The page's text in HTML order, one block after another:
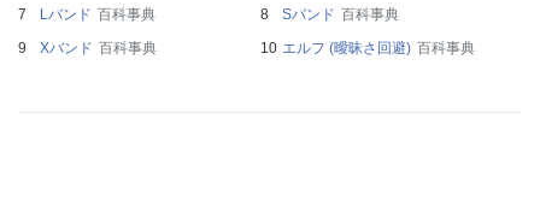
Lバンド 百科事典 Sバンド 百科事典
Xバンド 百科事典 エルフ (曖昧さ回避) 百科事典